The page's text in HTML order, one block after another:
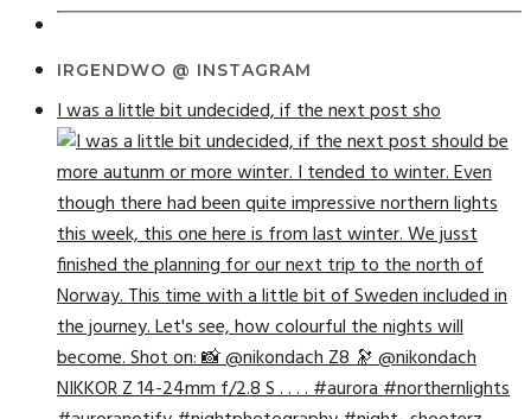
IRGENDWO @ INSTAGRAM
I was a little bit undecided, if the next post sho